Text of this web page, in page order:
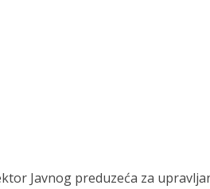
Javnog preduzeća za